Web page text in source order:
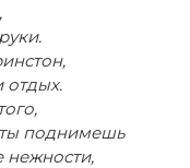
отдых.
ты поднимешь
нежности,